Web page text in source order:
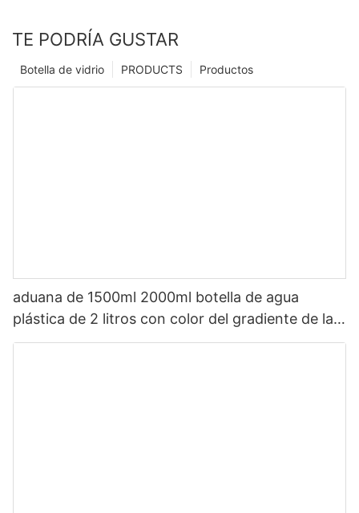
TE PODRÍA GUSTAR
Productos
PRODUCTS
Botella de vidrio
aduana de 1500ml 2000ml botella de agua
plástica de 2 litros con color del gradiente de la
paja con épocas de beber